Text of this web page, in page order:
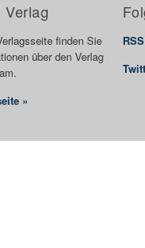
Verlag
finden Sie
über den Verlag
»
RSS